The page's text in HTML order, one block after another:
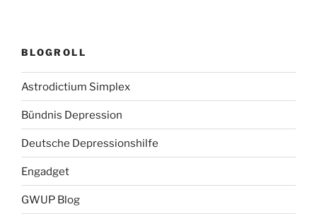
BLOGROLL
Astrodictium Simplex
Bündnis Depression
Deutsche Depressionshilfe
Engadget
GWUP Blog